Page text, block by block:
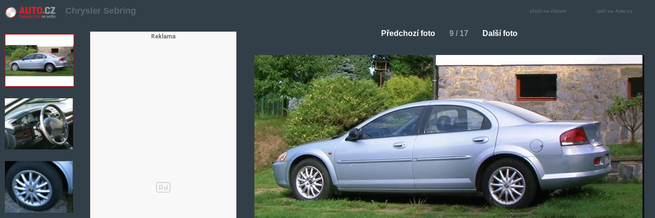
Chrysler Sebring přejít na článek zpět na Auto.cz
Předchozí foto 9 / 17 Další foto